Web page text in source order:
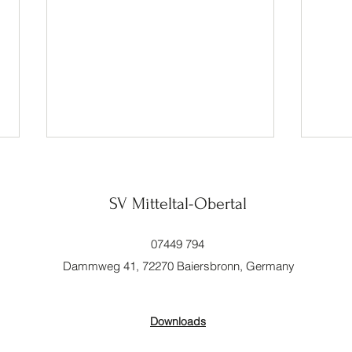
Start in die Sommerpause
SV Mitteltal-Obertal
Dammweg 41, 72270 Baiersbronn, Germany
07449 794
Downloads